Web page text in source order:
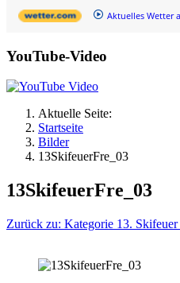
Aktuelles Wetter
YouTube-Video
Aktuelle Seite:
Startseite
Bilder
13SkifeuerFre_03
13SkifeuerFre_03
Zurück zu: Kategorie 13.